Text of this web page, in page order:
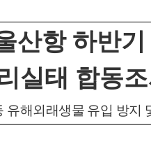
산항 하반
실태 합동
유해외래생물 유입 방지